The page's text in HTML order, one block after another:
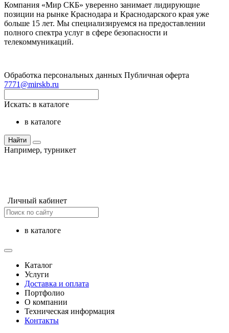
Компания «Мир СКБ» уверенно занимает лидирующие
позиции на рынке Краснодара и Краснодарского края уже
больше 15 лет. Мы специализируемся на предоставлении
полного спектра услуг в сфере безопасности и
телекоммуникаций.
Обработка персональных данных Публичная оферта
7771@mirskb.ru
Искать: в каталоге
в каталоге
Найти
Например, турникет
Личный кабинет
в каталоге
Каталог
Услуги
Доставка и оплата
Портфолио
О компании
Техническая информация
Контакты